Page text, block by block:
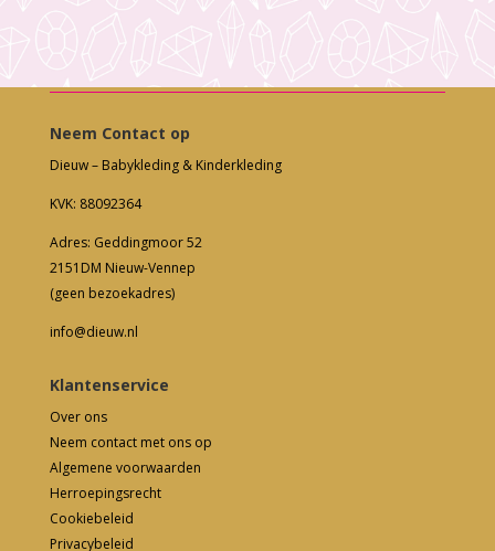
Neem Contact op
Dieuw – Babykleding & Kinderkleding
KVK: 88092364
Adres: Geddingmoor 52
2151DM Nieuw-Vennep
(geen bezoekadres)
info@dieuw.nl
Klantenservice
Over ons
Neem contact met ons op
Algemene voorwaarden
Herroepingsrecht
Cookiebeleid
Privacybeleid